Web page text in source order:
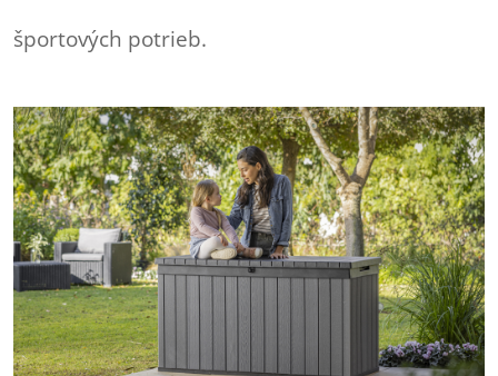
športových potrieb.